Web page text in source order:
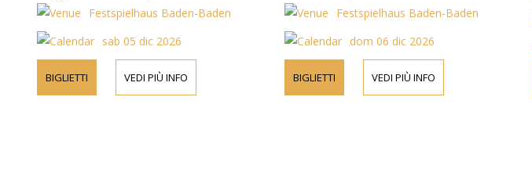
Festspielhaus Baden-Baden
sab 05 dic 2026
BIGLIETTI VEDI PIÙ INFO
Festspielhaus Baden-Baden
dom 06 dic 2026
BIGLIETTI VEDI PIÙ INFO